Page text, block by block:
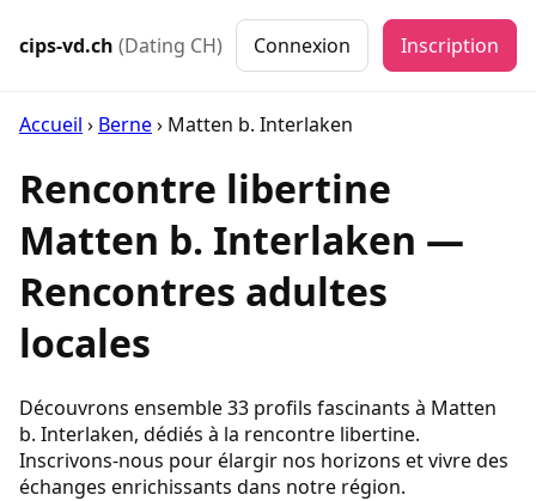
cips-vd.ch (Dating CH) Connexion Inscription
Accueil › Berne› Matten b. Interlaken
Rencontre libertine
Matten b. Interlaken —
Rencontres adultes
locales
Découvrons ensemble 33 profils fascinants à Matten
b. Interlaken, dédiés à la rencontre libertine.
Inscrivons-nous pour élargir nos horizons et vivre des
échanges enrichissants dans notre région.